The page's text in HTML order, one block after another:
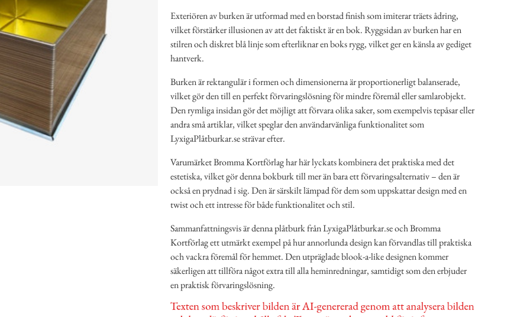
Exteriören av burken är utformad med en borstad finish som imiterar träets ådring,
vilket förstärker illusionen av att det faktiskt är en bok. Ryggsidan av burken har en
stilren och diskret blå linje som efterliknar en boks rygg, vilket ger en känsla av gediget
hantverk.
Burken är rektangulär i formen och dimensionerna är proportionerligt balanserade,
vilket gör den till en perfekt förvaringslösning för mindre föremål eller samlarobjekt.
Den rymliga insidan gör det möjligt att förvara olika saker, som exempelvis tepåsar eller
andra små artiklar, vilket speglar den användarvänliga funktionalitet som
LyxigaPlåtburkar.se strävar efter.
Varumärket Bromma Kortförlag har här lyckats kombinera det praktiska med det
estetiska, vilket gör denna bokburk till mer än bara ett förvaringsalternativ – den är
också en prydnad i sig. Den är särskilt lämpad för dem som uppskattar design med en
twist och ett intresse för både funktionalitet och stil.
Sammanfattningsvis är denna plåtburk från LyxigaPlåtburkar.se och Bromma
Kortförlag ett utmärkt exempel på hur annorlunda design kan förvandlas till praktiska
och vackra föremål för hemmet. Den utpräglade blook-a-like designen kommer
säkerligen att tillföra något extra till alla heminredningar, samtidigt som den erbjuder
en praktisk förvaringslösning.